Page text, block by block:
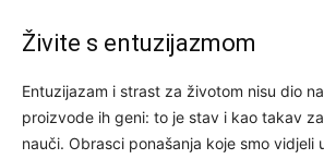
Živite s entuzijazmom
Entuzijazam i strast za životom nisu dio
proizvode ih geni: to je stav i kao takav
nauči. Obrasci ponašanja koje smo vidjeli